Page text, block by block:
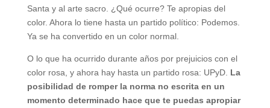
Santa y al arte sacro. ¿Qué ocurre? Te apropias del
color. Ahora lo tiene hasta un partido político: Podemos.
Ya se ha convertido en un color normal.
O lo que ha ocurrido durante años por prejuicios con el
color rosa, y ahora hay hasta un partido rosa: UPyD. La
posibilidad de romper la norma no escrita en un
momento determinado hace que te puedas apropiar